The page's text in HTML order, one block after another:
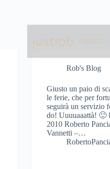
justrob. ABOUT
Rob's Blog
Giusto un paio di
le ferie, che per
seguirà un servizio
do! Uuuuaaattà!
2010 Roberto
Vannetti –…